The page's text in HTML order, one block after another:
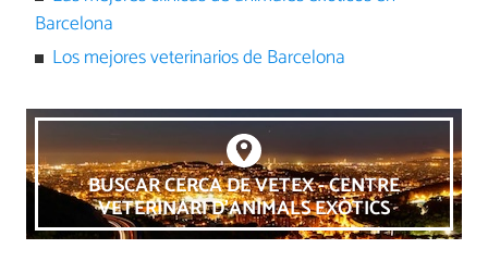
Barcelona
Los mejores veterinarios de Barcelona
BUSCAR CERCA DE VETEX - CENTRE
VETERINARI D'ANIMALS EXÒTICS